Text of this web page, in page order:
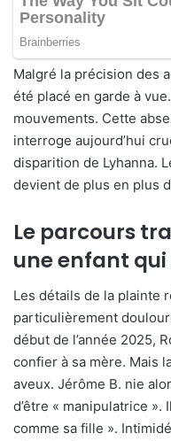
Malgré la précision des
été placé en garde à
mouvements. Cette
interroge aujourd’hui
disparition de Lyhanna.
devient de plus en plus
Le parcours
une enfant
Les détails de la plainte
particulièrement
début de l’année 2025,
confier à sa mère. Mais
aveux. Jérôme B. nie
d’être « manipulatrice ».
comme sa fille ».